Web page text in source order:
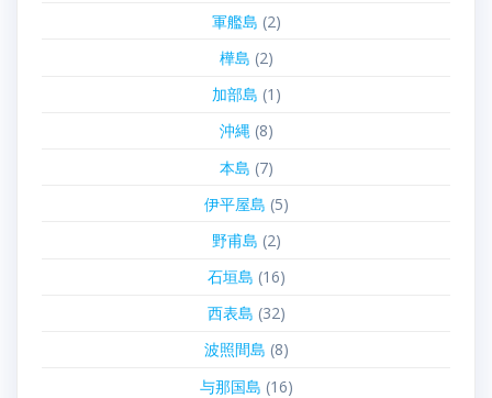
軍艦島 (2)
樺島 (2)
加部島 (1)
沖縄(8)
本島 (7)
伊平屋島 (5)
野甫島 (2)
石垣島 (16)
西表島 (32)
波照間島 (8)
与那国島 (16)